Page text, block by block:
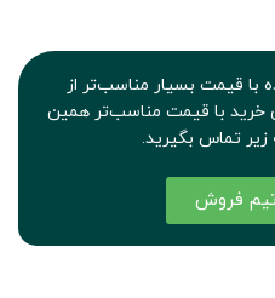
قیمت بسیار مناسب‌تر از
خرید با قیمت مناسب‌تر همین
زیر تماس بگیرید.
فروش